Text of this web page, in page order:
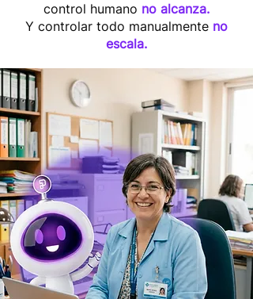
control humano no alcanza.
Y controlar todo manualmente no
escala.